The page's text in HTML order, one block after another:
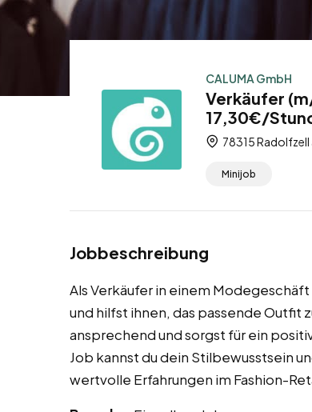
CALUMA GmbH
Verkäufer
17,30€/
78315
Minijob
Jobbeschreibung
Als Verkäufer in einem
und hilfst ihnen, das passende Outfit
ansprechend und sorgst für ein
Job kannst du dein Stilbewusstsein
wertvolle Erfahrungen im Fashion-